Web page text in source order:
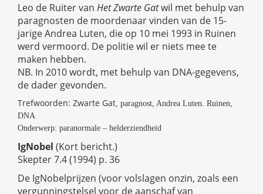
Leo de Ruiter van Het Zwarte Gatwil met behulp van
paragnosten de moordenaar vinden van de 15-
jarige Andrea Luten, die op 10 mei 1993 in Ruinen
werd vermoord. De politie wil er niets mee te
maken hebben.
NB. In 2010 wordt, met behulp van DNA-gegevens,
de dader gevonden.
Trefwoorden: Zwarte Gat , paragnost, Andrea Luten. Ruinen,
DNA
Onderwerp: paranormale – helderziendheid
IgNobel (Kort bericht.)
Skepter 7.4 (1994) p. 36
De IgNobelprijzen (voor volslagen onzin, zoals een
vergunningstelsel voor de aanschaf van